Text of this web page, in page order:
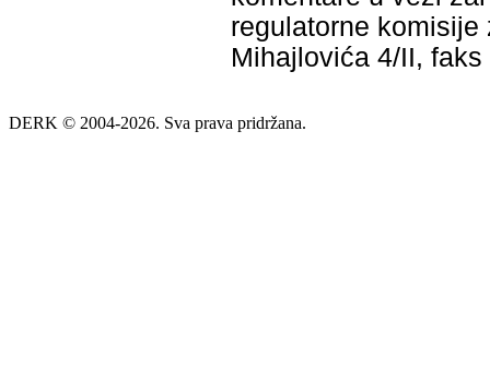
regulatorne
Mihajlovića 4/II,
DERK © 2004-2026. Sva prava pridržana.